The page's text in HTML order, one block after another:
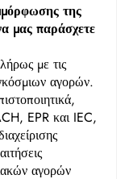
της
μας παράσχετε
με τις
αγορών.
EPR και IEC,
αγορών